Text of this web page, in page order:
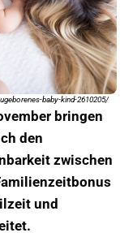
baby-kind-2610205/
bringen
den
zwischen
und